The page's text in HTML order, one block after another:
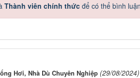
Thành viên chính thứcđể có thể bình
Hơi, Nhà Dù Chuyên Nghiệp (29/08/2024)